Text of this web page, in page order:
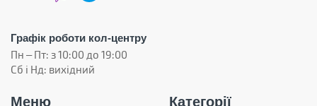
Графік роботи кол-центру
Пн – Пт: з 10:00 до 19:00
Сб і Нд: вихідний
Меню Категорії